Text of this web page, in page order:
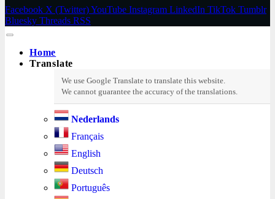
Facebook X (Twitter)YouTube Instagram LinkedIn TikTok Tumblr
Bluesky Threads RSS
Home
Translate
Nederlands
Français
English
Deutsch
Português